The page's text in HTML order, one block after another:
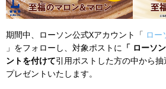
期間中、ローソン公式Xアカウント「 ロー
」をフォローし、対象ポストに 「 ローソ
ントを付けて引用ポストした方の中から
プレゼントいたします。